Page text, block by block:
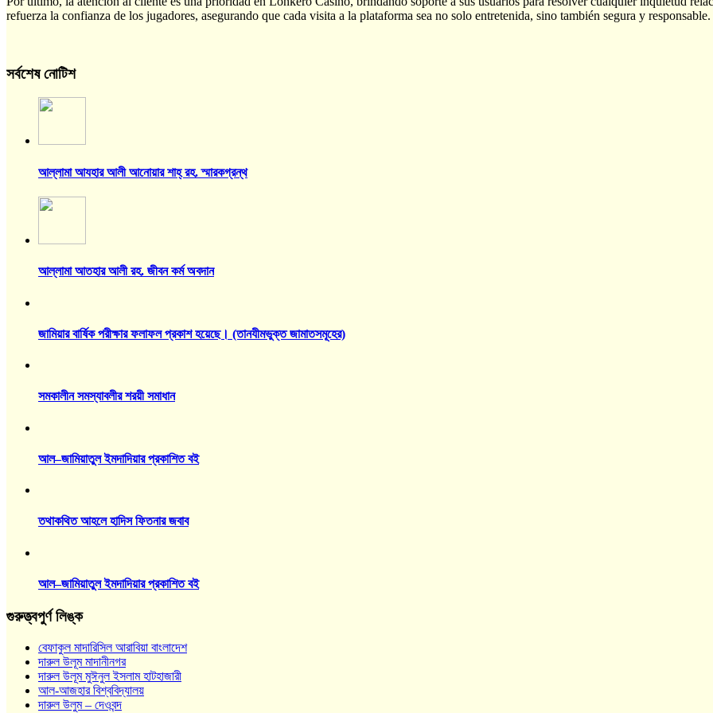
refuerza la confianza de los jugadores, asegurando que cada visita a la plataforma sea no solo entretenida, sino también segura y responsable.
সর্বশেষ নোটিশ
আল্লামা আযহার আলী আনোয়ার শাহ্‌ রহ. স্মারকগ্রন্থ
আল্লামা আতহার আলী রহ. জীবন কর্ম অবদান
জামিয়ার বার্ষিক পরীক্ষার ফলাফল প্রকাশ হয়েছে। (তানযীমভুক্ত জামাতসমূহের)
সমকালীন সমস্যাবলীর শরয়ী সমাধান
আল–জামিয়াতুল ইমদাদিয়ার প্রকাশিত বই
তথাকথিত আহলে হাদিস ফিতনার জবাব
আল–জামিয়াতুল ইমদাদিয়ার প্রকাশিত বই
গুরুত্ত্বপুর্ণ লিঙ্ক
বেফাকুল মাদারিসিল আরাবিয়া বাংলাদেশ
দারুল উলূম মাদানীনগর
দারুল উলূম মুঈনুল ইসলাম হাটহাজারী
আল-আজহার বিশ্ববিদ্যালয়
দারুল উলুম – দেওবন্দ